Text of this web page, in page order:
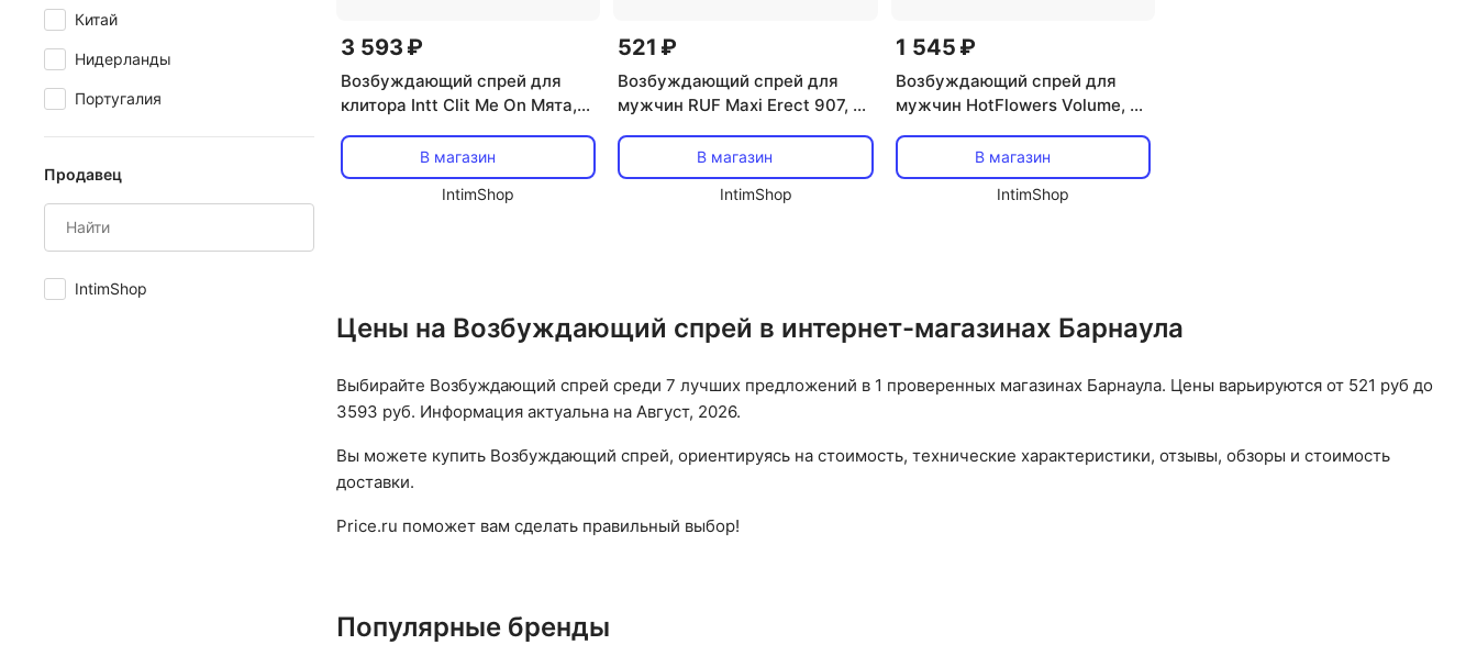
Китай
Нидерланды
Португалия
Продавец
IntimShop
3 593 ₽
Возбуждающий спрей для
клитора Intt Clit Me On Мята,
В магазин
IntimShop
521 ₽
Возбуждающий спрей для
мужчин RUF Maxi Erect 907, 25
В магазин
IntimShop
1 545 ₽
Возбуждающий спрей для
мужчин HotFlowers Volume, 50
В магазин
IntimShop
Цены на Возбуждающий спрей в интернет-магазинах Барнаула
Выбирайте Возбуждающий спрей среди 7 лучших предложений в 1 проверенных магазинах Барнаула. Цены варьируются от 521 руб до
3593 руб. Информация актуальна на Август, 2026.
Вы можете купить Возбуждающий спрей, ориентируясь на стоимость, технические характеристики, отзывы, обзоры и стоимость
доставки.
Price.ru поможет вам сделать правильный выбор!
Популярные бренды